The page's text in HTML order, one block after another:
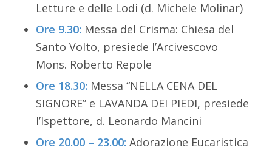
Letture e delle Lodi (d. Michele Molinar)
Ore 9.30: Messa del Crisma: Chiesa del
Santo Volto, presiede l’Arcivescovo
Mons. Roberto Repole
Ore 18.30: Messa “NELLA CENA DEL
SIGNORE” e LAVANDA DEI PIEDI, presiede
l’Ispettore, d. Leonardo Mancini
Ore 20.00 – 23.00: Adorazione Eucaristica